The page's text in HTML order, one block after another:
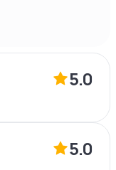
5.0
5.0